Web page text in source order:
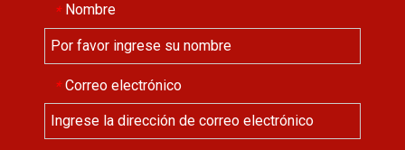
* Nombre
* Correo electrónico